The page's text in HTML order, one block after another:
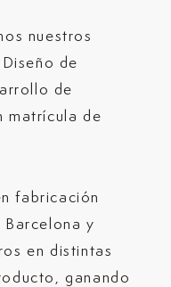
nuestros
de
de
matrícula de
fabricación
y
en distintas
ganando